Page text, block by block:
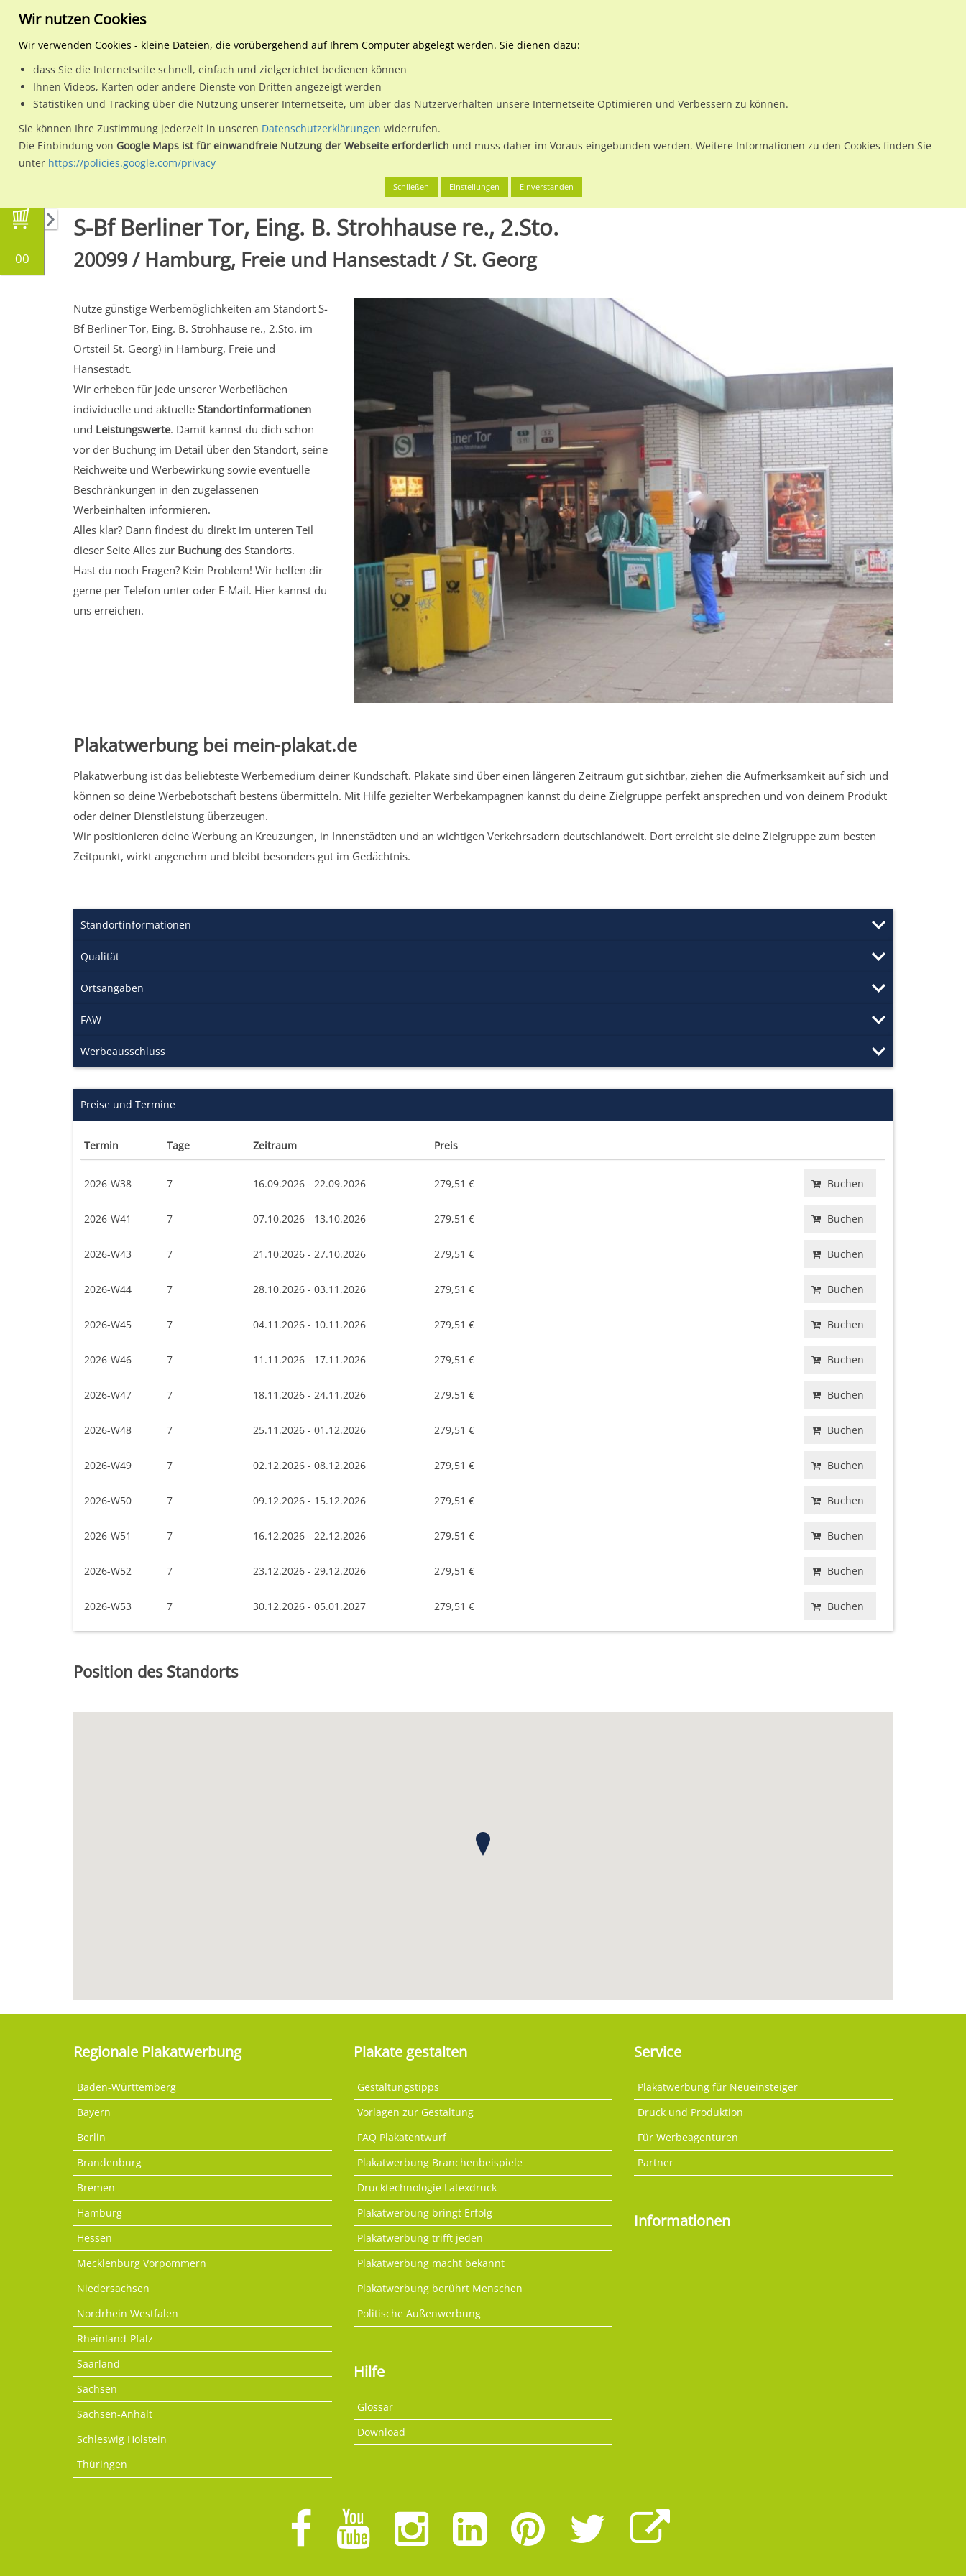
Planen & Buchen Plakatwerbung
Wähle den Werbestandort:
00
Hamburg, Freie und Hansestadt S-Bf Berliner Tor, Eing. B. Strohhause re., 2.Sto.
S-Bf Berliner Tor, Eing. B. Strohhause re., 2.Sto.
20099 / Hamburg, Freie und Hansestadt / St. Georg
Nutze günstige Werbemöglichkeiten am Standort S-
Bf Berliner Tor, Eing. B. Strohhause re., 2.Sto. im
Ortsteil St. Georg) in Hamburg, Freie und
Hansestadt.
Wir erheben für jede unserer Werbeflächen
individuelle und aktuelle Standortinformationen
und Leistungswerte. Damit kannst du dich schon
vor der Buchung im Detail über den Standort, seine
Reichweite und Werbewirkung sowie eventuelle
Beschränkungen in den zugelassenen
Werbeinhalten informieren.
Alles klar? Dann findest du direkt im unteren Teil
dieser Seite Alles zur Buchungdes Standorts.
Hast du noch Fragen? Kein Problem! Wir helfen dir
gerne per Telefon unter oder E-Mail. Hier kannst du
uns erreichen.
Plakatwerbung bei mein-plakat.de
Plakatwerbung ist das beliebteste Werbemedium deiner Kundschaft. Plakate sind über einen längeren Zeitraum gut sichtbar, ziehen die Aufmerksamkeit auf sich und
können so deine Werbebotschaft bestens übermitteln. Mit Hilfe gezielter Werbekampagnen kannst du deine Zielgruppe perfekt ansprechen und von deinem Produkt
oder deiner Dienstleistung überzeugen.
Wir positionieren deine Werbung an Kreuzungen, in Innenstädten und an wichtigen Verkehrsadern deutschlandweit. Dort erreicht sie deine Zielgruppe zum besten
Zeitpunkt, wirkt angenehm und bleibt besonders gut im Gedächtnis.
Standortinformationen
Qualität
Ortsangaben
FAW
Werbeausschluss
Preise und Termine
Termin Tage Zeitraum Preis
2026-W38 7 16.09.2026 - 22.09.2026 279,51 € Buchen
2026-W41 7 07.10.2026 - 13.10.2026 279,51 € Buchen
2026-W43 7 21.10.2026 - 27.10.2026 279,51 € Buchen
2026-W44 7 28.10.2026 - 03.11.2026 279,51 € Buchen
2026-W45 7 04.11.2026 - 10.11.2026 279,51 € Buchen
2026-W46 7 11.11.2026 - 17.11.2026 279,51 € Buchen
2026-W47 7 18.11.2026 - 24.11.2026 279,51 € Buchen
2026-W48 7 25.11.2026 - 01.12.2026 279,51 € Buchen
2026-W49 7 02.12.2026 - 08.12.2026 279,51 € Buchen
2026-W50 7 09.12.2026 - 15.12.2026 279,51 € Buchen
2026-W51 7 16.12.2026 - 22.12.2026 279,51 € Buchen
2026-W52 7 23.12.2026 - 29.12.2026 279,51 € Buchen
2026-W53 7 30.12.2026 - 05.01.2027 279,51 € Buchen
Position des Standorts
Regionale Plakatwerbung
Baden-Württemberg
Bayern
Berlin
Brandenburg
Bremen
Hamburg
Hessen
Mecklenburg Vorpommern
Niedersachsen
Nordrhein Westfalen
Rheinland-Pfalz
Saarland
Sachsen
Sachsen-Anhalt
Schleswig Holstein
Thüringen
Plakate gestalten
Gestaltungstipps
Vorlagen zur Gestaltung
FAQ Plakatentwurf
Plakatwerbung Branchenbeispiele
Drucktechnologie Latexdruck
Plakatwerbung bringt Erfolg
Plakatwerbung trifft jeden
Plakatwerbung macht bekannt
Plakatwerbung berührt Menschen
Politische Außenwerbung
Hilfe
Glossar
Download
Service
Plakatwerbung für Neueinsteiger
Druck und Produktion
Für Werbeagenturen
Partner
Informationen
Wir nutzen Cookies
Wir verwenden Cookies - kleine Dateien, die vorübergehend auf Ihrem Computer abgelegt werden. Sie dienen dazu:
dass Sie die Internetseite schnell, einfach und zielgerichtet bedienen können
Ihnen Videos, Karten oder andere Dienste von Dritten angezeigt werden
Statistiken und Tracking über die Nutzung unserer Internetseite, um über das Nutzerverhalten unsere Internetseite Optimieren und Verbessern zu können.
Sie können Ihre Zustimmung jederzeit in unseren Datenschutzerklärungen widerrufen.
Die Einbindung von Google Maps ist für einwandfreie Nutzung der Webseite erforderlich und muss daher im Voraus eingebunden werden. Weitere Informationen zu den Cookies finden Sie
unter https://policies.google.com/privacy
Schließen Einstellungen Einverstanden